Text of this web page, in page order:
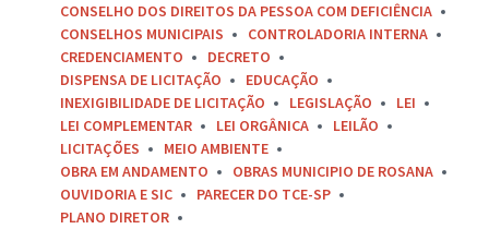
CONSELHO DOS DIREITOS DA PESSOA COM DEFICIÊNCIA
CONSELHOS MUNICIPAIS
CONTROLADORIA INTERNA
CREDENCIAMENTO
DECRETO
DISPENSA DE LICITAÇÃO
EDUCAÇÃO
INEXIGIBILIDADE DE LICITAÇÃO
LEGISLAÇÃO
LEI
LEI COMPLEMENTAR
LEI ORGÂNICA
LEILÃO
LICITAÇÕES
MEIO AMBIENTE
OBRA EM ANDAMENTO
OBRAS MUNICIPIO DE ROSANA
OUVIDORIA E SIC
PARECER DO TCE-SP
PLANO DIRETOR